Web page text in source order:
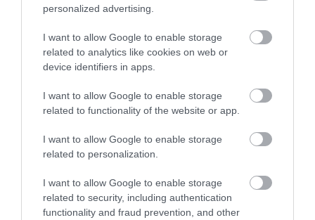
personalized advertising.
I want to allow Google to enable storage
related to analytics like cookies on web or
device identifiers in apps.
I want to allow Google to enable storage
related to functionality of the website or app.
I want to allow Google to enable storage
related to personalization.
I want to allow Google to enable storage
related to security, including authentication
functionality and fraud prevention, and other